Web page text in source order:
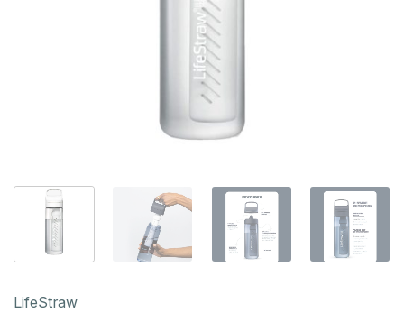
LifeStraw